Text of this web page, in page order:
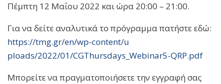
Πέμπτη 12 Μαΐου 2022 και ώρα 20:00 – 21:00.
Για να δείτε αναλυτικά το πρόγραμμα πατήστε εδώ:
https://tmg.gr/en/wp-content/u
ploads/2022/01/CGThursdays_Webinar5-QRP.pdf
Μπορείτε να πραγματοποιήσετε την εγγραφή σας